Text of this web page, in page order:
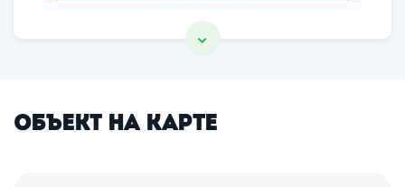
Объект на карте